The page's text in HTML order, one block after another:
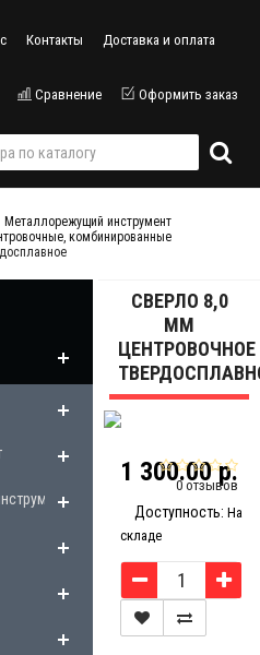
Контакты Доставка и оплата
Сравнение Оформить заказ
Металлорежущий инструмент
комбинированные
СВЕРЛО 8,0
ММ
ЦЕНТРОВОЧНОЕ
0 отзывов
1 300.00 р.
Доступность: На
складе